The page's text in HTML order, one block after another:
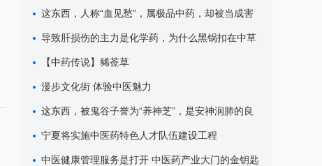
这东西，人称“血见愁”，属极品中药，却被当成害
草除掉，可惜了
导致肝损伤的主力是化学药，为什么黑锅扣在中草
药头上？
【中药传说】豨莶草
漫步文化街 体验中医魅力
这东西，被鬼谷子誉为“养神芝”，是安神润肺的良
药，遇见请重视
宁夏将实施中医药特色人才队伍建设工程
中医健康管理服务是打开 中医药产业大门的金钥匙